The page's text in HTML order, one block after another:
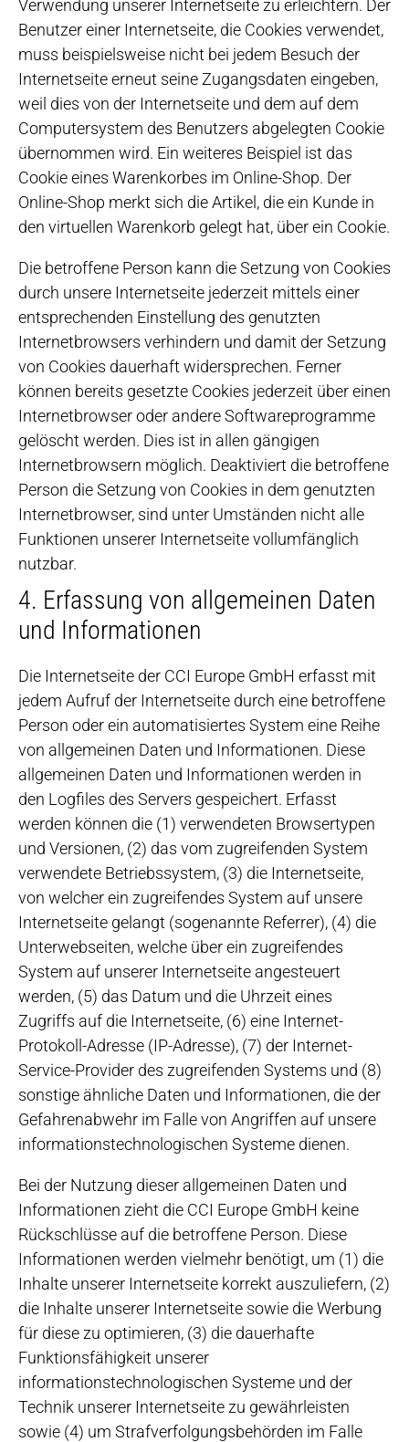
Verwendung unserer Internetseite zu erleichtern. Der
Benutzer einer Internetseite, die Cookies verwendet,
muss beispielsweise nicht bei jedem Besuch der
Internetseite erneut seine Zugangsdaten eingeben,
weil dies von der Internetseite und dem auf dem
Computersystem des Benutzers abgelegten Cookie
übernommen wird. Ein weiteres Beispiel ist das
Cookie eines Warenkorbes im Online-Shop. Der
Online-Shop merkt sich die Artikel, die ein Kunde in
den virtuellen Warenkorb gelegt hat, über ein Cookie.
Die betroffene Person kann die Setzung von Cookies
durch unsere Internetseite jederzeit mittels einer
entsprechenden Einstellung des genutzten
Internetbrowsers verhindern und damit der Setzung
von Cookies dauerhaft widersprechen. Ferner
können bereits gesetzte Cookies jederzeit über einen
Internetbrowser oder andere Softwareprogramme
gelöscht werden. Dies ist in allen gängigen
Internetbrowsern möglich. Deaktiviert die betroffene
Person die Setzung von Cookies in dem genutzten
Internetbrowser, sind unter Umständen nicht alle
Funktionen unserer Internetseite vollumfänglich
nutzbar.
4. Erfassung von allgemeinen Daten
und Informationen
Die Internetseite der CCI Europe GmbH erfasst mit
jedem Aufruf der Internetseite durch eine betroffene
Person oder ein automatisiertes System eine Reihe
von allgemeinen Daten und Informationen. Diese
allgemeinen Daten und Informationen werden in
den Logfiles des Servers gespeichert. Erfasst
werden können die (1) verwendeten Browsertypen
und Versionen, (2) das vom zugreifenden System
verwendete Betriebssystem, (3) die Internetseite,
von welcher ein zugreifendes System auf unsere
Internetseite gelangt (sogenannte Referrer), (4) die
Unterwebseiten, welche über ein zugreifendes
System auf unserer Internetseite angesteuert
werden, (5) das Datum und die Uhrzeit eines
Zugriffs auf die Internetseite, (6) eine Internet-
Protokoll-Adresse (IP-Adresse), (7) der Internet-
Service-Provider des zugreifenden Systems und (8)
sonstige ähnliche Daten und Informationen, die der
Gefahrenabwehr im Falle von Angriffen auf unsere
informationstechnologischen Systeme dienen.
Bei der Nutzung dieser allgemeinen Daten und
Informationen zieht die CCI Europe GmbH keine
Rückschlüsse auf die betroffene Person. Diese
Informationen werden vielmehr benötigt, um (1) die
Inhalte unserer Internetseite korrekt auszuliefern, (2)
die Inhalte unserer Internetseite sowie die Werbung
für diese zu optimieren, (3) die dauerhafte
Funktionsfähigkeit unserer
informationstechnologischen Systeme und der
Technik unserer Internetseite zu gewährleisten
sowie (4) um Strafverfolgungsbehörden im Falle